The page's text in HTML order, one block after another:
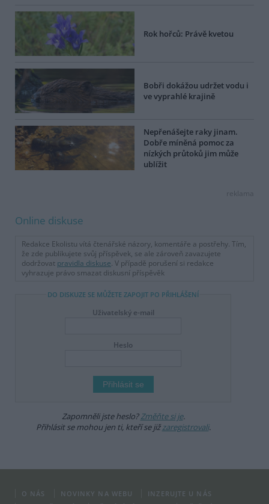
Rok hořců: Právě kvetou
Bobři dokážou udržet vodu i
ve vyprahlé krajině
Nepřenášejte raky jinam.
Dobře míněná pomoc za
nízkých průtoků jim může
ublížit
reklama
Online diskuse
Redakce Ekolistu vítá čtenářské názory, komentáře a postřehy. Tím,
že zde publikujete svůj příspěvek, se ale zároveň zavazujete
dodržovat pravidla diskuse. V případě porušení si redakce
vyhrazuje právo smazat diskusní příspěvěk
DO DISKUZE SE MŮŽETE ZAPOJIT PO PŘIHLÁŠENÍ
Uživatelský e-mail
Heslo
Zapomněli jste heslo?Změňte si je.
Přihlásit se mohou jen ti, kteří se jižzaregistrovali.
O NÁS NOVINKY NA WEBU
INZERUJTE U NÁS